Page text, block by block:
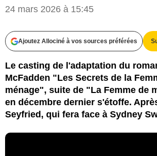
24 mars 2026 à 15:45
Ajoutez Allociné à vos sources préférées
Le casting de l'adaptation du
McFadden "Les Secrets de la
ménage", suite de "La Femme de
en décembre dernier s'étoffe.
Seyfried, qui fera face à Sydney